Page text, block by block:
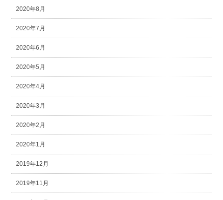
2020年8月
2020年7月
2020年6月
2020年5月
2020年4月
2020年3月
2020年2月
2020年1月
2019年12月
2019年11月